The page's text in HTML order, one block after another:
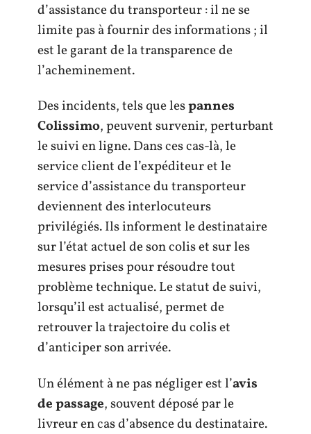
d’assistance du transporteur : il ne se
limite pas à fournir des informations ; il
est le garant de la transparence de
l’acheminement.
Des incidents, tels que lespannes
Colissimo, peuvent survenir, perturbant
le suivi en ligne. Dans ces cas-là, le
service client de l’expéditeur et le
service d’assistance du transporteur
deviennent des interlocuteurs
privilégiés. Ils informent le destinataire
sur l’état actuel de son colis et sur les
mesures prises pour résoudre tout
problème technique. Le statut de suivi,
lorsqu’il est actualisé, permet de
retrouver la trajectoire du colis et
d’anticiper son arrivée.
Un élément à ne pas négliger est l’avis
de passage, souvent déposé par le
livreur en cas d’absence du destinataire.